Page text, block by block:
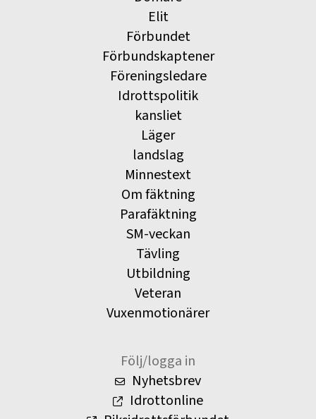
Elit
Förbundet
Förbundskaptener
Föreningsledare
Idrottspolitik
kansliet
Läger
landslag
Minnestext
Om fäktning
Parafäktning
SM-veckan
Tävling
Utbildning
Veteran
Vuxenmotionärer
Följ/logga in
Nyhetsbrev
Idrottonline